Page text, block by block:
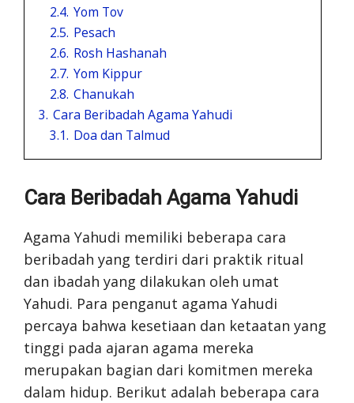
2.4. Yom Tov
2.5. Pesach
2.6. Rosh Hashanah
2.7. Yom Kippur
2.8. Chanukah
3. Cara Beribadah Agama Yahudi
3.1. Doa dan Talmud
Cara Beribadah Agama Yahudi
Agama Yahudi memiliki beberapa cara
beribadah yang terdiri dari praktik ritual
dan ibadah yang dilakukan oleh umat
Yahudi. Para penganut agama Yahudi
percaya bahwa kesetiaan dan ketaatan yang
tinggi pada ajaran agama mereka
merupakan bagian dari komitmen mereka
dalam hidup. Berikut adalah beberapa cara